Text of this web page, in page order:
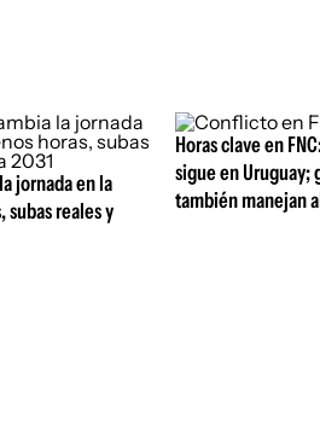
jornada en la
reales y
Horas clave en
sigue en Uruguay;
también manejan